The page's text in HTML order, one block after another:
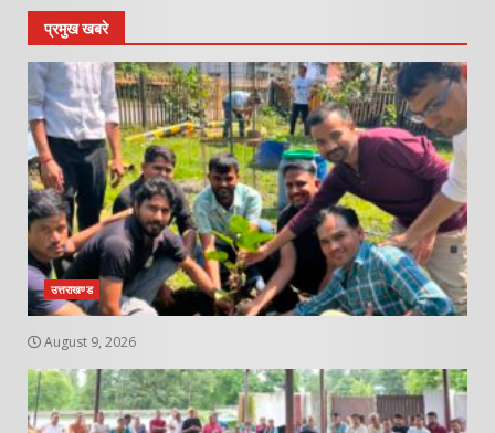
प्रमुख खबरे
उत्तराखण्ड
August 9, 2026